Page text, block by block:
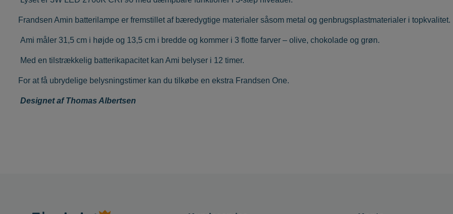
Frandsen Amin batterilampe er fremstillet af bæredygtige materialer såsom metal og genbrugsplastmaterialer i topkvalitet.
Ami måler 31,5 cm i højde og 13,5 cm i bredde og kommer i 3 flotte farver – olive, chokolade og grøn.
Med en tilstrækkelig batterikapacitet kan Ami belyser i 12 timer.
For at få ubrydelige belysningstimer kan du tilkøbe en ekstra Frandsen One.
Designet af Thomas Albertsen